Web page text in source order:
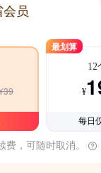
员
最划算
12
¥
每日
费，可随时取消。